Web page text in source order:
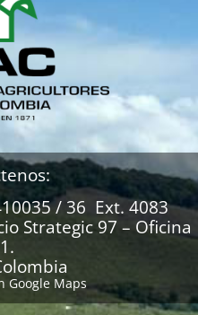
/ 36 Ext. 4083
Strategic 97 – Oficina
Google Maps